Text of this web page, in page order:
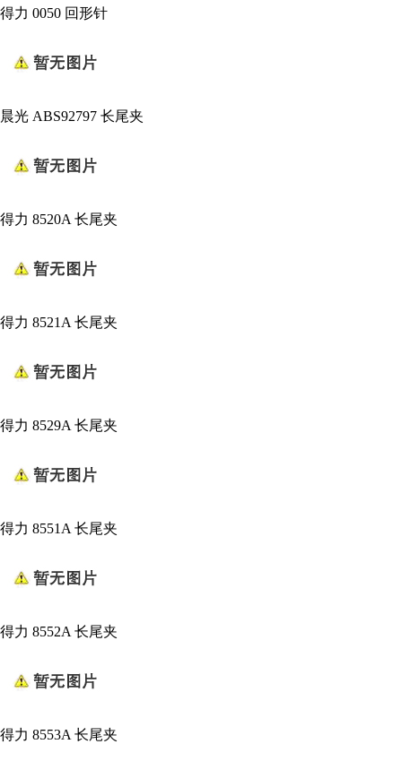
得力 0050 回形针
晨光 ABS92797 长尾夹
得力 8520A 长尾夹
得力 8521A 长尾夹
得力 8529A 长尾夹
得力 8551A 长尾夹
得力 8552A 长尾夹
得力 8553A 长尾夹